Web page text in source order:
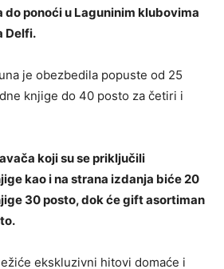
do ponoći u Laguninim klubovima
Delfi.
je obezbedila popuste od 25
knjige do 40 posto za četiri i
koji su se priključili
kao i na strana izdanja biće 20
30 posto, dok će gift asortiman
ekskluzivni hitovi domaće i